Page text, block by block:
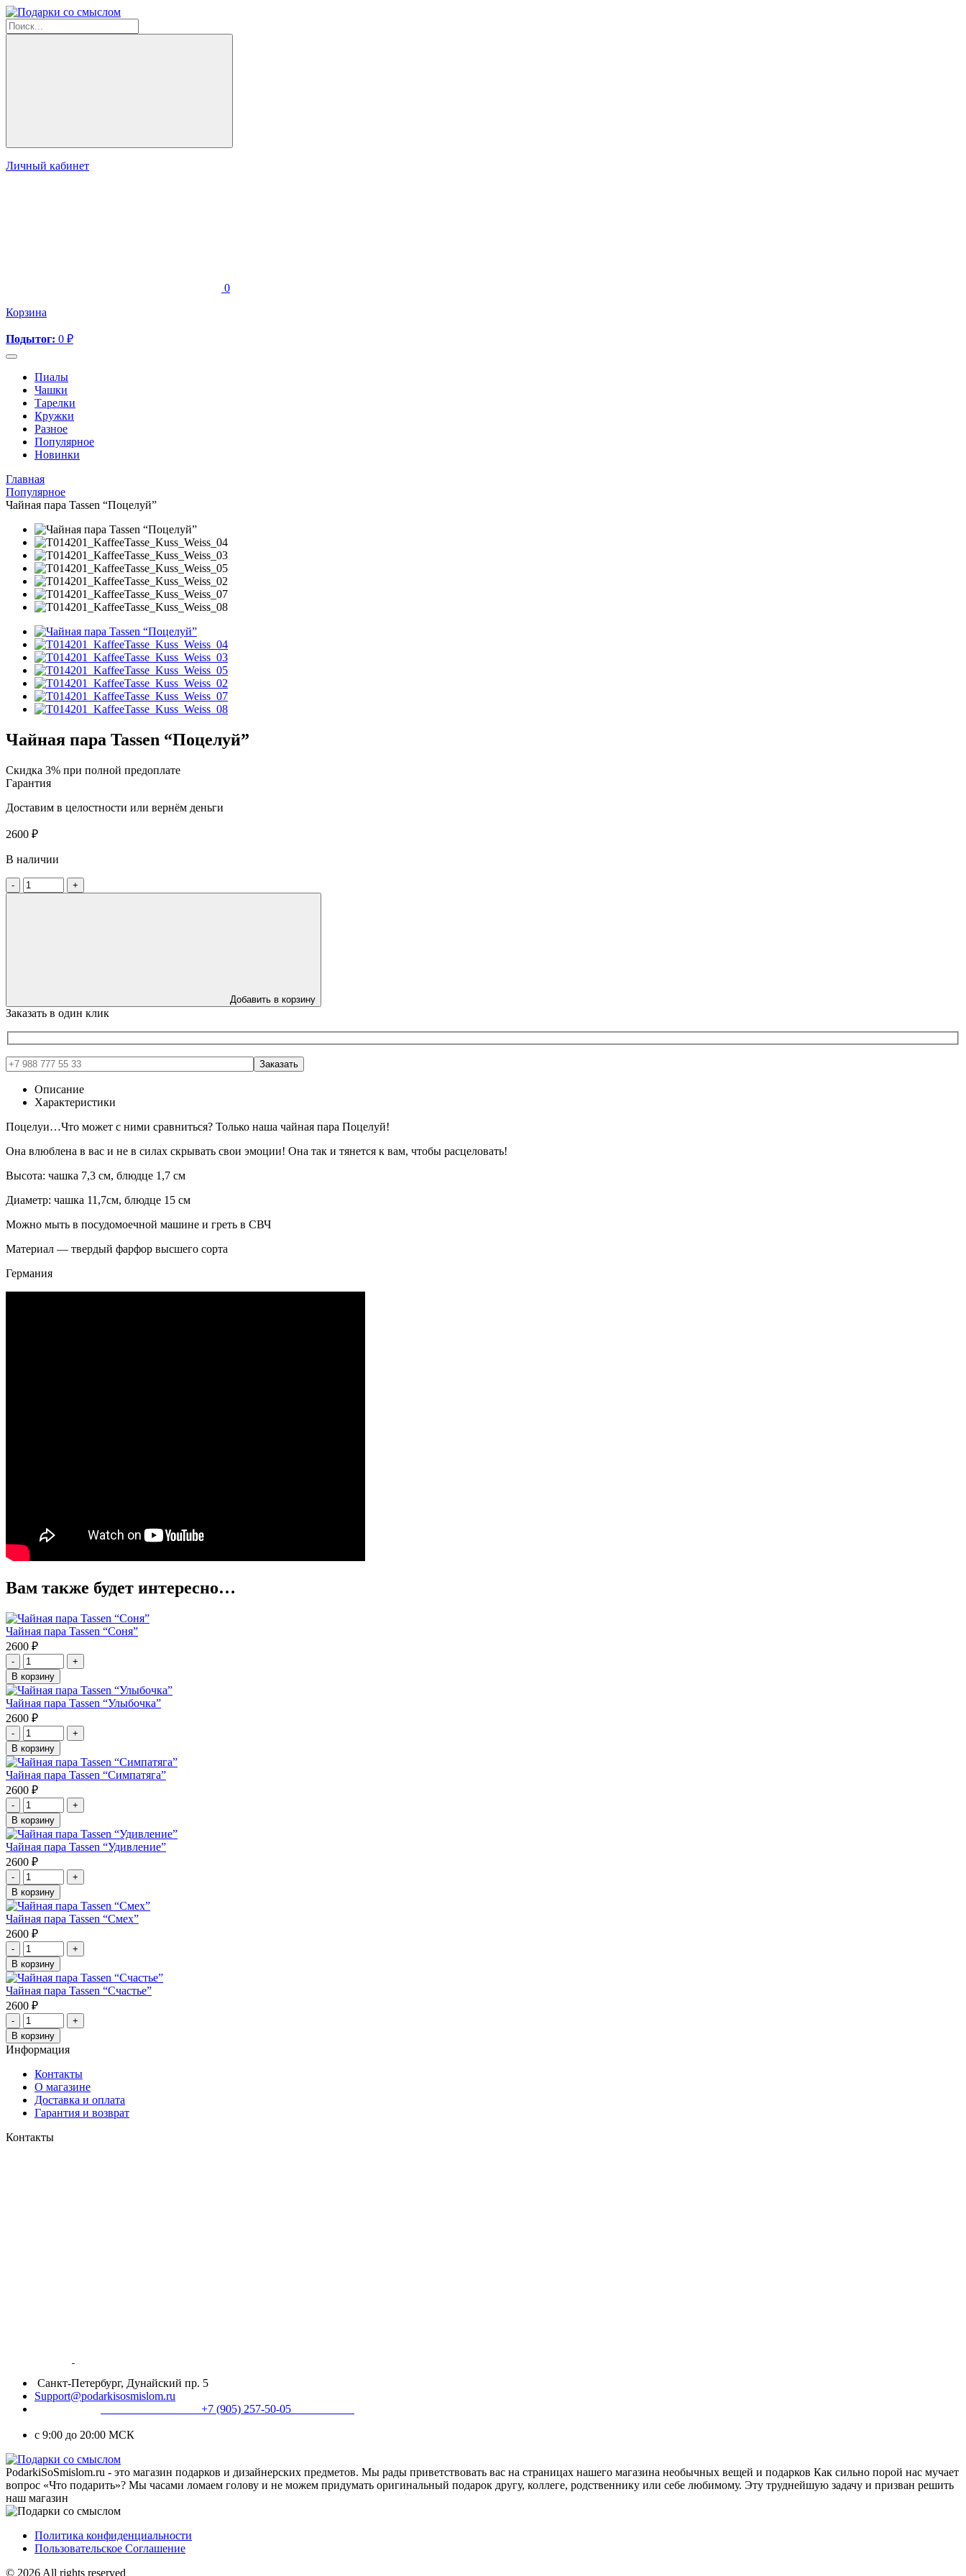
Личный кабинет
0
Корзина
Подытог: 0 ₽
Пиалы
Чашки
Тарелки
Кружки
Разное
Популярное
Новинки
Главная
Популярное
Чайная пара Tassen “Поцелуй”
Чайная пара Tassen “Поцелуй”
Скидка 3% при полной предоплате
Гарантия
Доставим в целостности или вернём деньги
2600 ₽
В наличии
- +
Добавить в корзину
Заказать в один клик
Описание
Характеристики
Поцелуи…Что может с ними сравниться? Только наша чайная пара Поцелуй!
Она влюблена в вас и не в силах скрывать свои эмоции! Она так и тянется к вам, чтобы расцеловать!
Высота: чашка 7,3 см, блюдце 1,7 см
Диаметр: чашка 11,7см, блюдце 15 см
Можно мыть в посудомоечной машине и греть в СВЧ
Материал — твердый фарфор высшего сорта
Германия
Вам также будет интересно…
Чайная пара Tassen “Соня”
2600 ₽
-
+
В корзину
Чайная пара Tassen “Улыбочка”
2600 ₽
-
+
В корзину
Чайная пара Tassen “Симпатяга”
2600 ₽
-
+
В корзину
Чайная пара Tassen “Удивление”
2600 ₽
-
+
В корзину
Чайная пара Tassen “Смех”
2600 ₽
-
+
В корзину
Чайная пара Tassen “Счастье”
2600 ₽
-
+
В корзину
Информация
Контакты
О магазине
Доставка и оплата
Гарантия и возврат
Контакты
Санкт-Петербург, Дунайский пр. 5
Support@podarkisosmislom.ru
+7 (905) 257-50-05
с 9:00 до 20:00 МСК
PodarkiSoSmislom.ru - это магазин подарков и дизайнерских предметов. Мы рады приветствовать вас на страницах нашего магазина необычных вещей и подарков Как сильно порой нас мучает
вопрос «Что подарить»? Мы часами ломаем голову и не можем придумать оригинальный подарок другу, коллеге, родственнику или себе любимому. Эту труднейшую задачу и призван решить
наш магазин
Политика конфиденциальности
Пользовательское Соглашение
© 2026 All rights reserved